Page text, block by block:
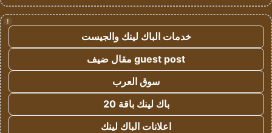
!
خدمات الباك لينك والجيست
guest post مقال ضيف
سوق العرب
باك لينك باقة 20
اعلانات الباك لينك